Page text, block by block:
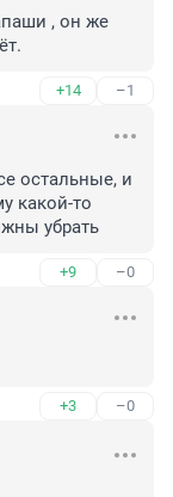
, он же
+14 –1
остальные, и
какой-то
убрать
+9 –0
+3 –0